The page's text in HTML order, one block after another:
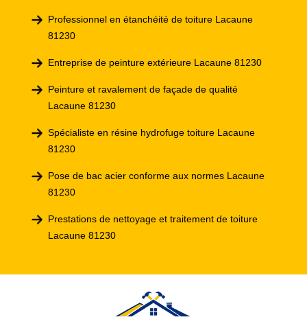
Professionnel en étanchéité de toiture Lacaune
81230
Entreprise de peinture extérieure Lacaune 81230
Peinture et ravalement de façade de qualité
Lacaune 81230
Spécialiste en résine hydrofuge toiture Lacaune
81230
Pose de bac acier conforme aux normes Lacaune
81230
Prestations de nettoyage et traitement de toiture
Lacaune 81230